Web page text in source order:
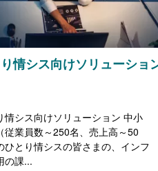
情シス向けソリューショ
情シス向けソリューション 中小
従業員数～250名、売上高～50
ひとり情シスの皆さまの、インフ
の課...